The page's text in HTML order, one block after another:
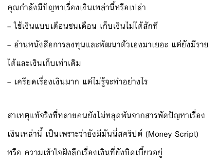
คุณกำลังมีปัญหาเรื่องเงินเหล่านี้หรือเปล่า
– ใช้เงินแบบเดือนชนเดือน เก็บเงินไม่ได้สักที
– อ่านหนังสือการลงทุนและพัฒนาตัวเองมาเยอะ แต่ยังมีราย
ได้และเงินเก็บเท่าเดิม
– เครียดเรื่องเงินมาก แต่ไม่รู้จะทำอย่างไร
สาเหตุแท้จริงที่หลายคนยังไม่หลุดพันจากสารพัดปัญหาเรื่อง
เงินเหล่านี้ เป็นเพราะว่ายังมีมันนี่สคริปต์ (Money Script)
หรือ ความเข้าใจฝังลึกเรื่องเงินที่ยังบิดเบี้ยวอยู่